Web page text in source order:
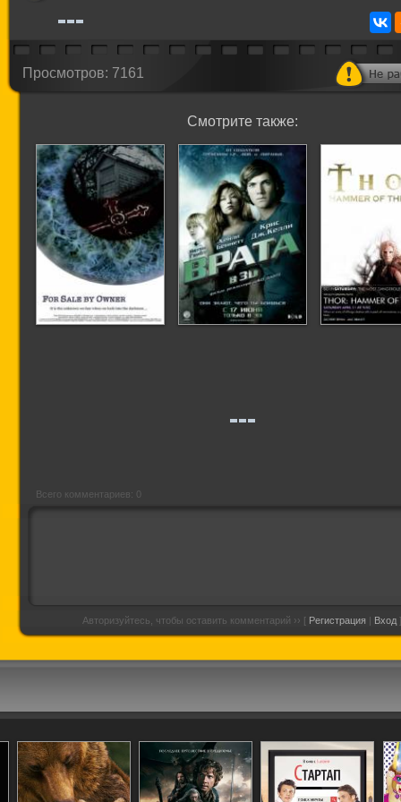
Просмотров: 7161
Смотрите также:
Всего комментариев: 0
Авторизуйтесь, чтобы оставить комментарий ›› [ Регистрация | Вход ]